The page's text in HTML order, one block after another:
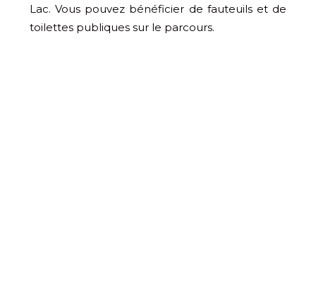
Lac. Vous pouvez bénéficier de fauteuils et de
toilettes publiques sur le parcours.